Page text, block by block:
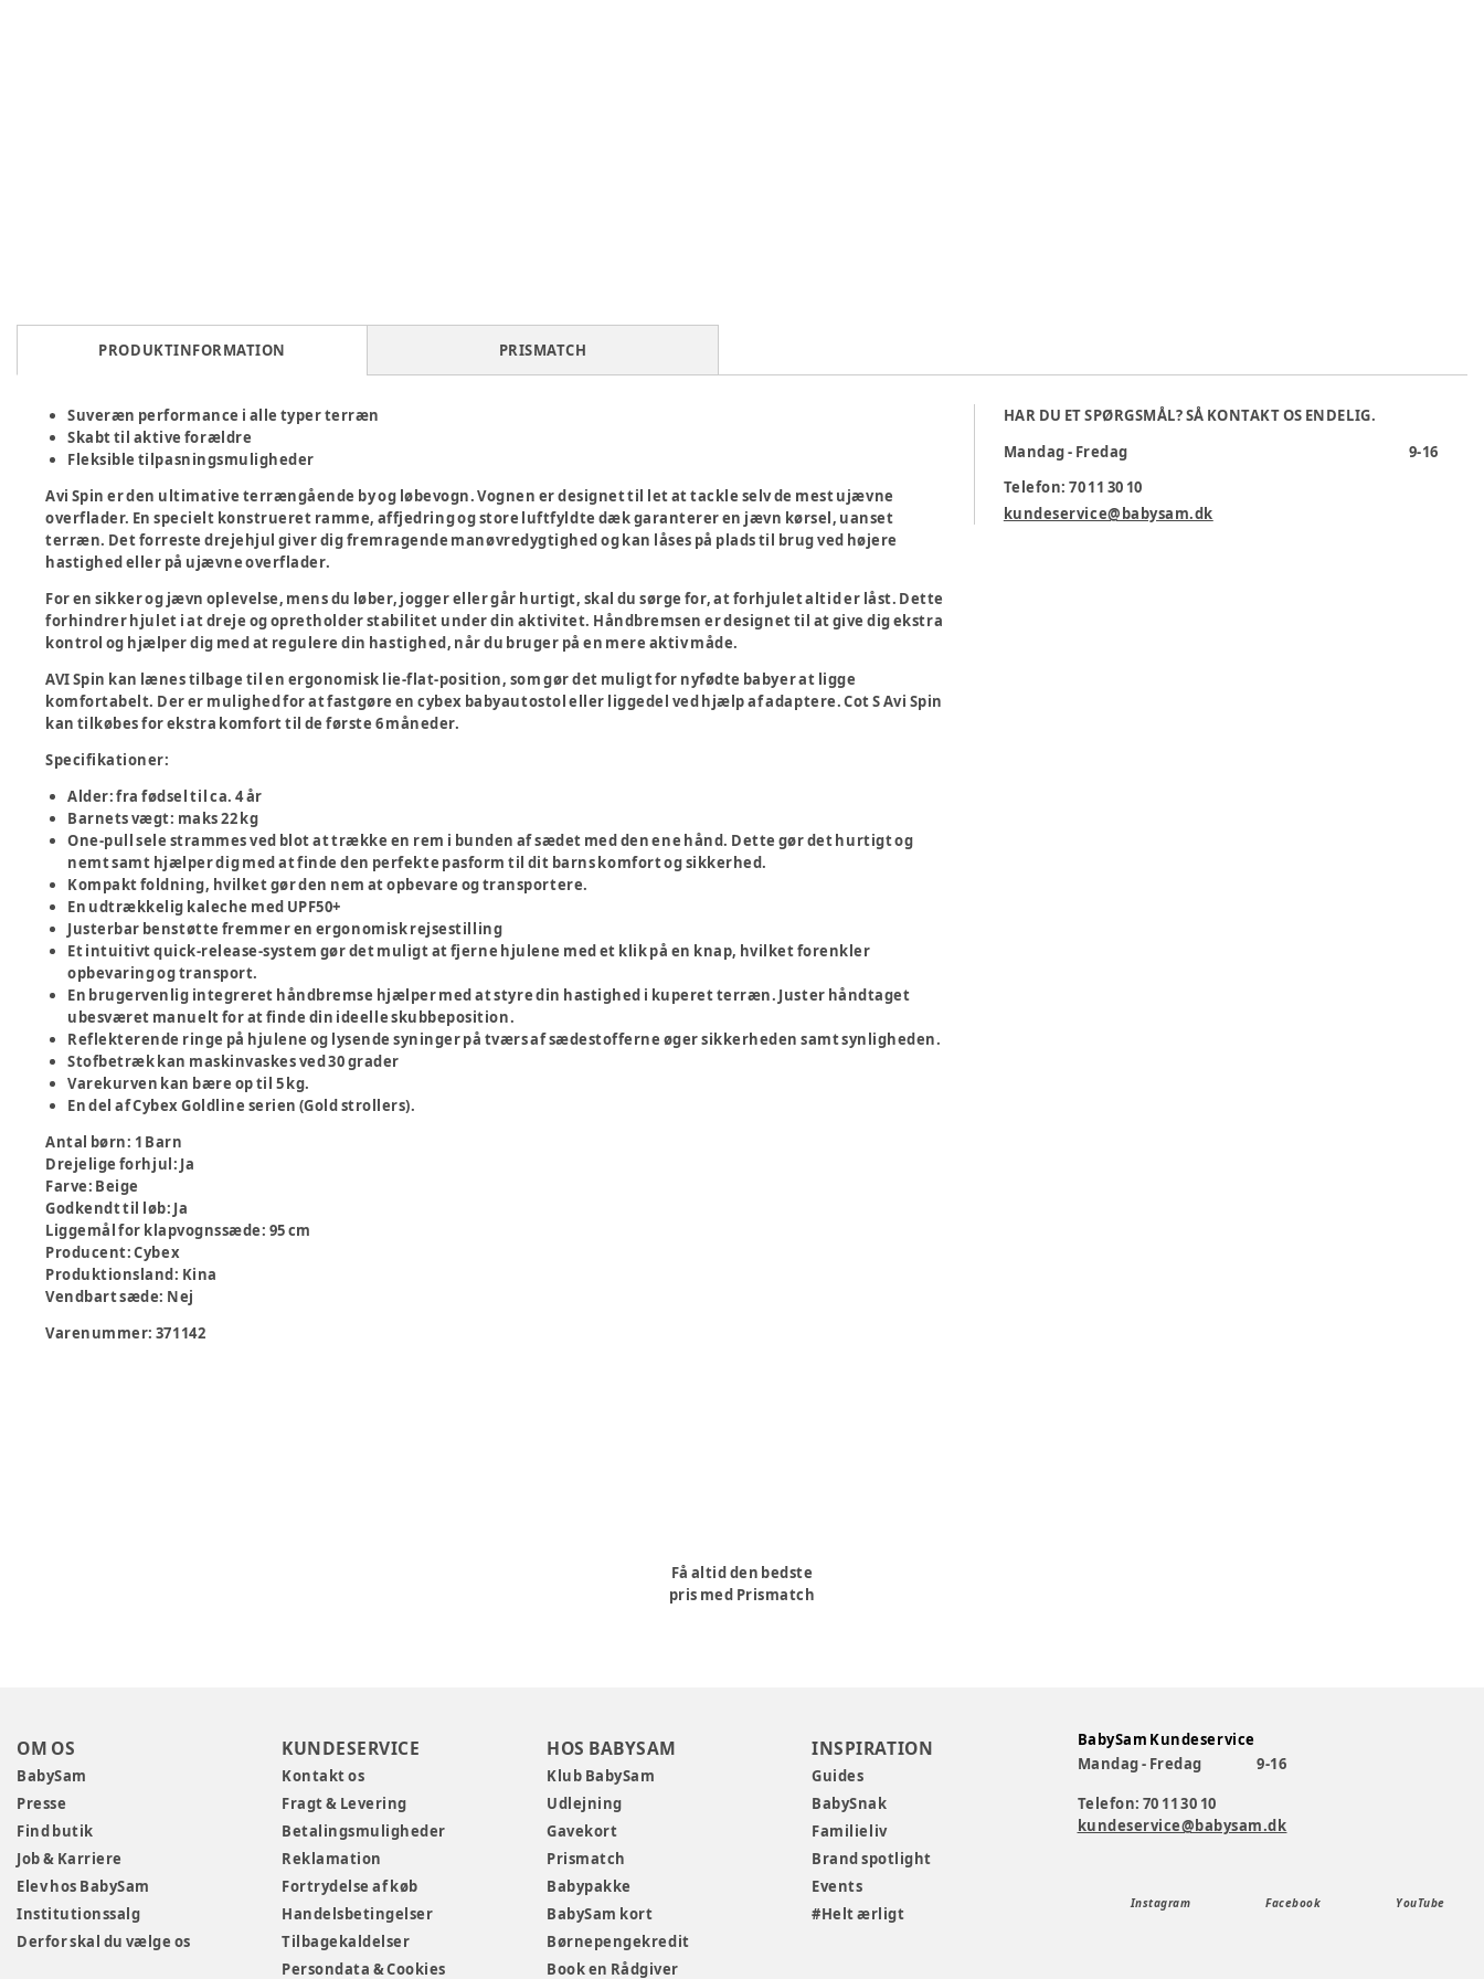
PRODUKTINFORMATION PRISMATCH
Suveræn performance i alle typer terræn
Skabt til aktive forældre
Fleksible tilpasningsmuligheder
Avi Spin er den ultimative terrængående by og løbevogn. Vognen er designet til let at tackle selv de mest ujævne
overflader. En specielt konstrueret ramme, affjedring og store luftfyldte dæk garanterer en jævn kørsel, uanset
terræn. Det forreste drejehjul giver dig fremragende manøvredygtighed og kan låses på plads til brug ved højere
hastighed eller på ujævne overflader.
For en sikker og jævn oplevelse, mens du løber, jogger eller går hurtigt, skal du sørge for, at forhjulet altid er låst. Dette
forhindrer hjulet i at dreje og opretholder stabilitet under din aktivitet. Håndbremsen er designet til at give dig ekstra
kontrol og hjælper dig med at regulere din hastighed, når du bruger på en mere aktiv måde.
AVI Spin kan lænes tilbage til en ergonomisk lie-flat-position, som gør det muligt for nyfødte babyer at ligge
komfortabelt. Der er mulighed for at fastgøre en cybex babyautostol eller liggedel ved hjælp af adaptere. Cot S Avi Spin
kan tilkøbes for ekstra komfort til de første 6 måneder.
Specifikationer:
Alder: fra fødsel til ca. 4 år
Barnets vægt: maks 22 kg
One-pull sele strammes ved blot at trække en rem i bunden af sædet med den ene hånd. Dette gør det hurtigt og
nemt samt hjælper dig med at finde den perfekte pasform til dit barns komfort og sikkerhed.
Kompakt foldning, hvilket gør den nem at opbevare og transportere.
En udtrækkelig kaleche med UPF50+
Justerbar benstøtte fremmer en ergonomisk rejsestilling
Et intuitivt quick-release-system gør det muligt at fjerne hjulene med et klik på en knap, hvilket forenkler
opbevaring og transport.
En brugervenlig integreret håndbremse hjælper med at styre din hastighed i kuperet terræn. Juster håndtaget
ubesværet manuelt for at finde din ideelle skubbeposition.
Reflekterende ringe på hjulene og lysende syninger på tværs af sædestofferne øger sikkerheden samt synligheden.
Stofbetræk kan maskinvaskes ved 30 grader
Varekurven kan bære op til 5 kg.
En del af Cybex Goldline serien (Gold strollers).
Antal børn: 1 Barn
Drejelige forhjul: Ja
Farve: Beige
Godkendt til løb: Ja
Liggemål for klapvognssæde: 95 cm
Producent:Cybex
Produktionsland: Kina
Vendbart sæde: Nej
Varenummer: 371142
HAR DU ET SPØRGSMÅL? SÅ KONTAKT OS ENDELIG.
Mandag - Fredag
9-16
Telefon: 70 11 30 10
kundeservice@babysam.dk
Få altid den bedste
pris med Prismatch
OM OS
BabySam
Presse
Find butik
Job & Karriere
Elev hos BabySam
Institutionssalg
Derfor skal du vælge os
KUNDESERVICE
Kontakt os
Fragt & Levering
Betalingsmuligheder
Reklamation
Fortrydelse af køb
Handelsbetingelser
Tilbagekaldelser
Persondata & Cookies
HOS BABYSAM
Klub BabySam
Udlejning
Gavekort
Prismatch
Babypakke
BabySam kort
Børnepengekredit
Book en Rådgiver
INSPIRATION
Guides
BabySnak
Familieliv
Brand spotlight
Events
#Helt ærligt
BabySam Kundeservice
Mandag - Fredag
9-16
Telefon: 70 11 30 10
kundeservice@babysam.dk
Instagram Facebook YouTube